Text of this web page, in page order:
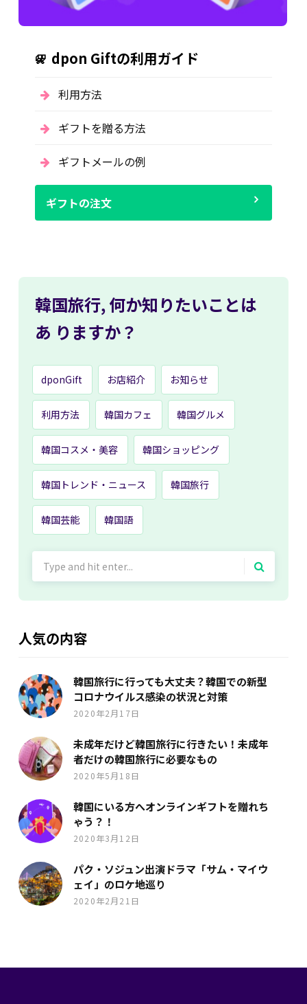
dpon Giftの利用ガイド
利用方法
ギフトを贈る方法
ギフトメールの例
ギフトの注文
韓国旅行, 何か知りたいことは
あ りますか？
dponGift お店紹介 お知らせ
利用方法 韓国カフェ 韓国グルメ
韓国コスメ・美容 韓国ショッピング
韓国トレンド・ニュース 韓国旅行
韓国芸能 韓国語
人気の内容
韓国旅行に行っても大丈夫？韓国での新型
コロナウイルス感染の状況と対策
2020年2月17日
未成年だけど韓国旅行に行きたい！未成年
者だけの韓国旅行に必要なもの
2020年5月18日
韓国にいる方へオンラインギフトを贈れち
ゃう？！
2020年3月12日
パク・ソジュン出演ドラマ「サム・マイウ
ェイ」のロケ地巡り
2020年2月21日